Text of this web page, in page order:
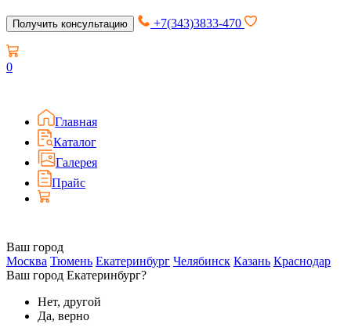
Получить консультацию +7(343)3833-470
0
Главная
Каталог
Галерея
Прайс
Ваш город
Москва Тюмень Екатеринбург Челябинск Казань Краснодар
Ваш город Екатеринбург?
Нет, другой
Да, верно